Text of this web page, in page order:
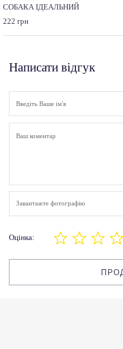
СОБАКА ІДЕАЛЬНИЙ
222 грн
Написати відгук
Завантажте фотографію
Оцінка: